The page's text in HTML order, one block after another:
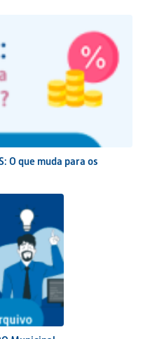
O que muda para os